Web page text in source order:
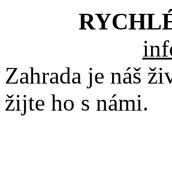
Zahrada je náš
žijte ho s námi.